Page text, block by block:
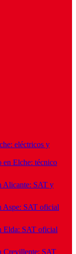
eléctricos y
en Elche: técnico
Alicante: SAT y
Aspe: SAT oficial
Elda: SAT oficial
Crevillente: SAT